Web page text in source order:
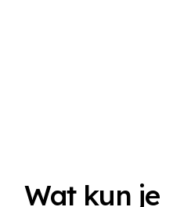
Wat kun je